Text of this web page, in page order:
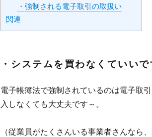
・強制される電子取引の取扱い
関連
・システムを買わなくていいで
電子帳簿法で強制されているのは電子取
入しなくても大丈夫です～。
（従業員がたくさんいる事業者さんなら